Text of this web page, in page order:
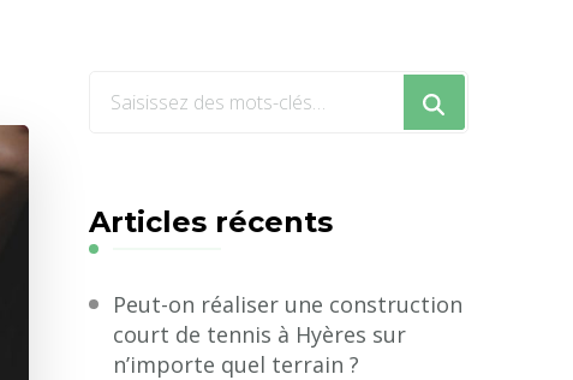
Vous
?
Articles récents
Peut-on réaliser une construction
court de tennis à Hyères sur
n’importe quel terrain ?